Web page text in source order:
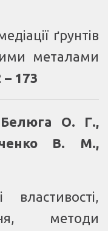
ґрунтів
металами
– 173
О. Г.,
В. М.,
властивості,
методи